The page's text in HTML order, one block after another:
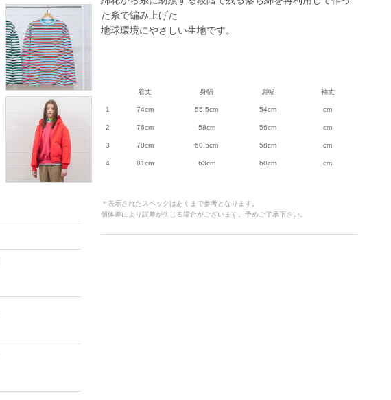
た糸で編み上げた
地球環境にやさしい生地です。
着丈 身幅 肩幅 袖丈
1 74cm 55.5cm 54cm cm
2 76cm 58cm 56cm cm
3 78cm 60.5cm 58cm cm
4 81cm 63cm 60cm cm
＊表示されたスペックはあくまで参考となります。
個体差により誤差が生じる場合がございます。予めご了承下さい。